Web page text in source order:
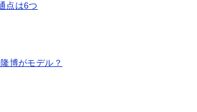
点は6つ
博がモデル？